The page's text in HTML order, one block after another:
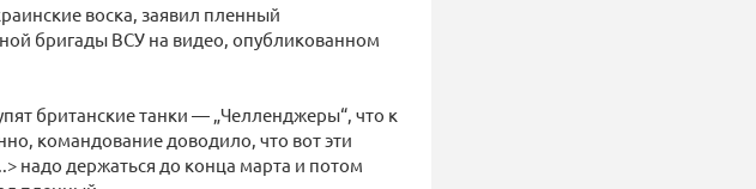
воска, заявил пленный
бригады ВСУ на видео, опубликованном
британские танки — „Челленджеры“, что к
командование доводило, что вот эти
надо держаться до конца марта и потом